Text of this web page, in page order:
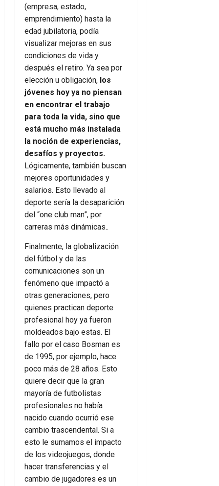
(empresa, estado,
emprendimiento) hasta la
edad jubilatoria, podía
visualizar mejoras en sus
condiciones de vida y
después el retiro. Ya sea por
elección u obligación, los
jóvenes hoy ya no piensan
en encontrar el trabajo
para toda la vida, sino que
está mucho más instalada
la noción de experiencias,
desafíos y proyectos.
Lógicamente, también buscan
mejores oportunidades y
salarios. Esto llevado al
deporte sería la desaparición
del “one club man”, por
carreras más dinámicas..
Finalmente, la globalización
del fútbol y de las
comunicaciones son un
fenómeno que impactó a
otras generaciones, pero
quienes practican deporte
profesional hoy ya fueron
moldeados bajo estas. El
fallo por el caso Bosman es
de 1995, por ejemplo, hace
poco más de 28 años. Esto
quiere decir que la gran
mayoría de futbolistas
profesionales no había
nacido cuando ocurrió ese
cambio trascendental. Si a
esto le sumamos el impacto
de los videojuegos, donde
hacer transferencias y el
cambio de jugadores es un